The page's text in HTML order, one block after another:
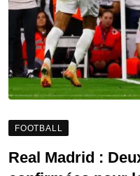
FOOTBALL
Real Madrid :